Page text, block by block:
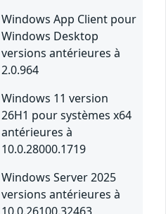
Windows App Client pour
Windows Desktop
versions antérieures à
2.0.964
Windows 11 version
26H1 pour systèmes x64
antérieures à
10.0.28000.1719
Windows Server 2025
versions antérieures à